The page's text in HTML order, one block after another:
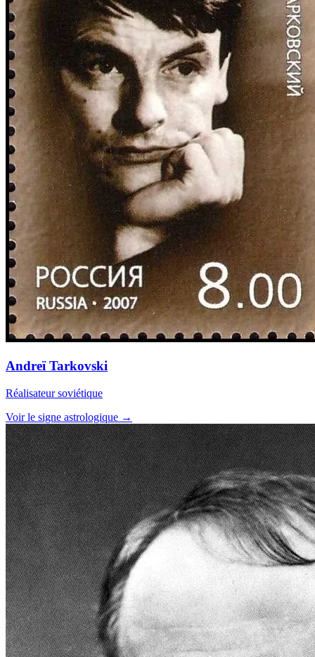
Andreï Tarkovski
Réalisateur soviétique
Voir le signe astrologique →